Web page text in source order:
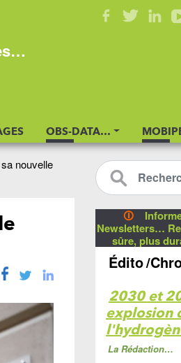
OBS-DATA…
nouvelle
🛈
Newsletters…
sûre, plus
Édito/
2030 et
explosion
La Rédaction…